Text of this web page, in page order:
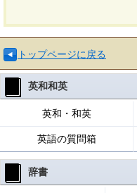
トップページに戻る
英和和英
英和・和英
英語の質問箱
辞書